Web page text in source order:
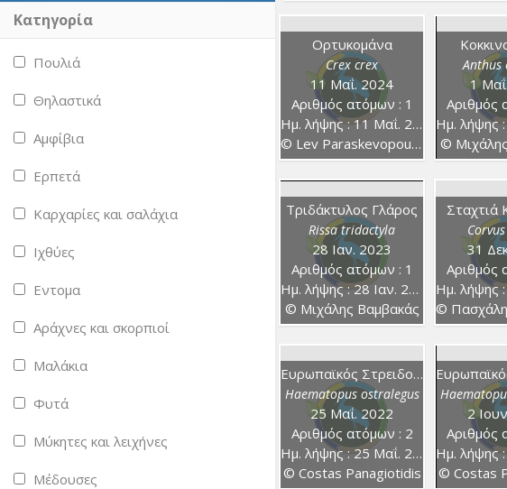
Κατηγορία
Πουλιά
Θηλαστικά
Αμφίβια
Ερπετά
Καρχαρίες και σαλάχια
Ιχθύες
Εντομα
Αράχνες και σκορπιοί
Μαλάκια
Φυτά
Μύκητες και λειχήνες
Μέδουσες
Ορτυκομάνα
Crex crex
11 Μαΐ. 2024
Αριθμός ατόμων : 1
Ημ. λήψης : 11 Μαΐ. 2024
© Lev Paraskevopoulos
Anthus
1
Αριθμός
Ημ. λήψης :
©
Τριδάκτυλος Γλάρος
Rissa tridactyla
28 Ιαν. 2023
Αριθμός ατόμων : 1
Ημ. λήψης : 28 Ιαν. 2023
© Μιχάλης Βαμβακάς
Σταχτιά
31
Αριθμός
Ημ. λήψης :
© Πασχάλης
Ευρωπαϊκός Στρειδοφάγος
Haematopus ostralegus
25 Μαΐ. 2022
Αριθμός ατόμων : 2
Ημ. λήψης : 25 Μαΐ. 2022
© Costas Panagiotidis
2
Αριθμός
Ημ. λήψης :
© Costas